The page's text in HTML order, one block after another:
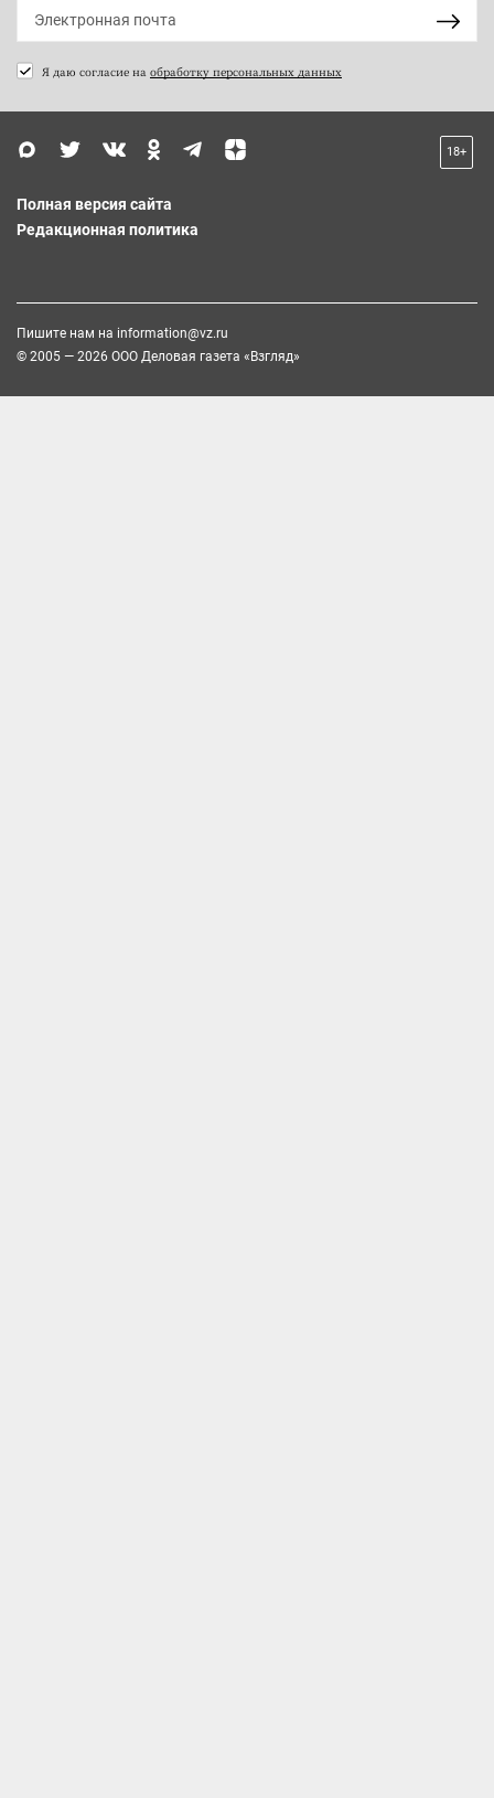
Я даю согласие на обработку персональных данных
18+
Полная версия сайта
Редакционная политика
Пишите нам на information@vz.ru
© 2005 — 2026 ООО Деловая газета «Взгляд»